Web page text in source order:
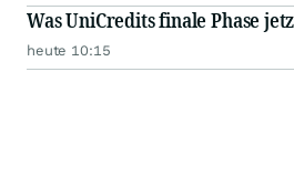
Was UniCredits finale Phase
heute 10:15